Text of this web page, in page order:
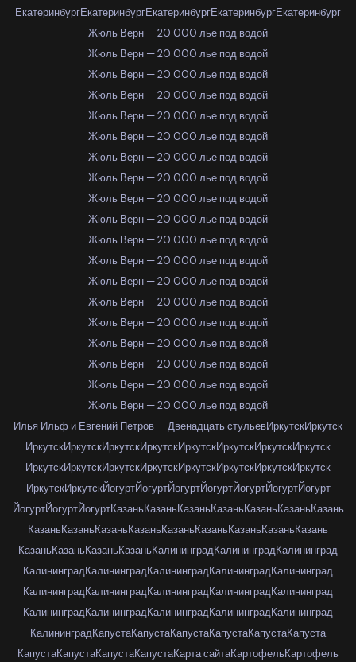
ЕкатеринбургЕкатеринбургЕкатеринбургЕкатеринбургЕкатеринбург
Жюль Верн — 20 000 лье под водой
Жюль Верн — 20 000 лье под водой
Жюль Верн — 20 000 лье под водой
Жюль Верн — 20 000 лье под водой
Жюль Верн — 20 000 лье под водой
Жюль Верн — 20 000 лье под водой
Жюль Верн — 20 000 лье под водой
Жюль Верн — 20 000 лье под водой
Жюль Верн — 20 000 лье под водой
Жюль Верн — 20 000 лье под водой
Жюль Верн — 20 000 лье под водой
Жюль Верн — 20 000 лье под водой
Жюль Верн — 20 000 лье под водой
Жюль Верн — 20 000 лье под водой
Жюль Верн — 20 000 лье под водой
Жюль Верн — 20 000 лье под водой
Жюль Верн — 20 000 лье под водой
Жюль Верн — 20 000 лье под водой
Жюль Верн — 20 000 лье под водой
Илья Ильф и Евгений Петров — Двенадцать стульевИркутскИркутск
ИркутскИркутскИркутскИркутскИркутскИркутскИркутскИркутск
ИркутскИркутскИркутскИркутскИркутскИркутскИркутскИркутск
ИркутскИркутскЙогуртЙогуртЙогуртЙогуртЙогуртЙогуртЙогурт
ЙогуртЙогуртЙогуртКазаньКазаньКазаньКазаньКазаньКазаньКазань
КазаньКазаньКазаньКазаньКазаньКазаньКазаньКазаньКазань
КазаньКазаньКазаньКазаньКалининградКалининградКалининград
КалининградКалининградКалининградКалининградКалининград
КалининградКалининградКалининградКалининградКалининград
КалининградКалининградКалининградКалининградКалининград
КалининградКапустаКапустаКапустаКапустаКапустаКапуста
КапустаКапустаКапустаКапустаКарта сайтаКартофельКартофель